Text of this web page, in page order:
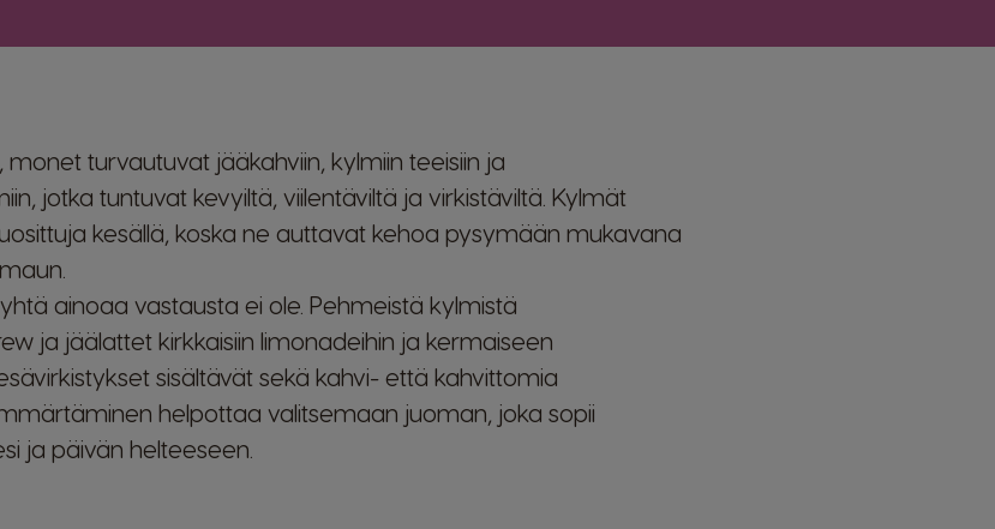
turvautuvat jääkahviin, kylmiin teeisiin ja
jotka tuntuvat kevyiltä, viilentäviltä ja virkistäviltä. Kylmät
kesällä, koska ne auttavat kehoa pysymään mukavana
ainoaa vastausta ei ole. Pehmeistä kylmistä
ja jäälattet kirkkaisiin limonadeihin ja kermaiseen
sisältävät sekä kahvi- että kahvittomia
helpottaa valitsemaan juoman, joka sopii
ja päivän helteeseen.